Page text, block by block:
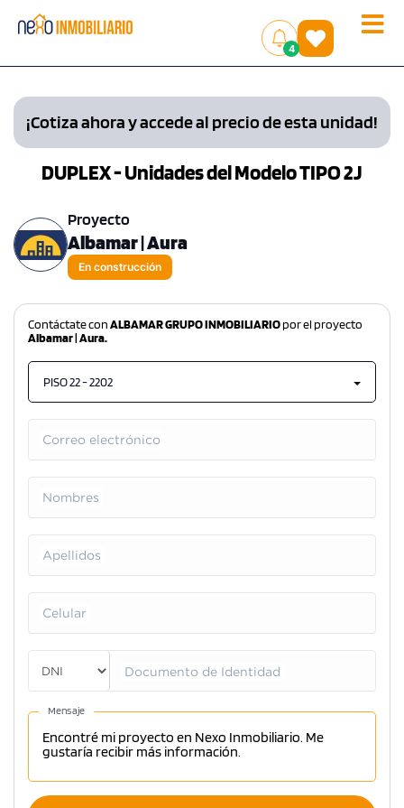
Toggle
4
()
¡Cotiza ahora y accede al precio de esta unidad!
DUPLEX - Unidades del Modelo TIPO 2J
Proyecto
Albamar | Aura
En construcción
Contáctate conALBAMAR GRUPO INMOBILIARIOpor el proyecto
Albamar | Aura.
PISO 22 - 2202
Correo electrónico
Nombres
Apellidos
Celular
Documento de Identidad
Mensaje